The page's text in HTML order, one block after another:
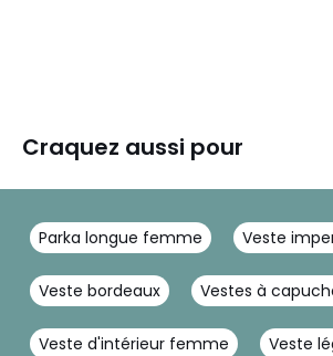
Craquez aussi pour
Parka longue femme Veste
Veste bordeaux Vestes à
Veste d'intérieur femme Veste